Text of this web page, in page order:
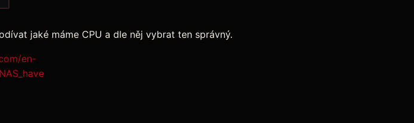
jaké máme CPU a dle něj vybrat ten správný.
en-